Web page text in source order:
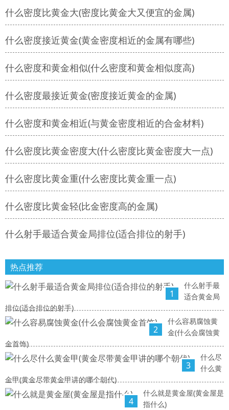
什么密度比黄金大(密度比黄金大又便宜的金属)
什么密度接近黄金(黄金密度相近的金属有哪些)
什么密度和黄金相似(什么密度和黄金相似度高)
什么密度最接近黄金(密度接近黄金的金属)
什么密度和黄金相近(与黄金密度相近的合金材料)
什么密度比黄金密度大(什么密度比黄金密度大一点)
什么密度比黄金重(什么密度比黄金重一点)
什么密度比黄金轻(比金密度高的金属)
什么射手最适合黄金局排位(适合排位的射手)
热点推荐
1
什么射手最
适合黄金局
排位(适合排位的射手)
2
什么容易腐蚀黄
金(什么会腐蚀黄
金首饰)
3
什么尽
什么黄
金甲(黄金尽带黄金甲讲的哪个朝代)
4
什么就是黄金屋(黄金屋是
指什么)